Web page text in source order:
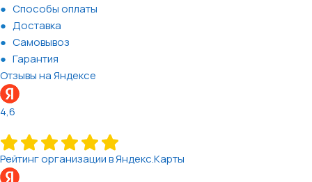
Способы оплаты
Доставка
Самовывоз
Гарантия
Отзывы на Яндексе
4,6
Рейтинг организации в Яндекс.Карты